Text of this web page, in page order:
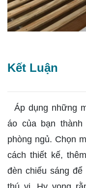
Kết Luận
Áp dụng những
áo của bạn
phòng ngủ. Chọn
cách thiết kế,
đèn chiếu sáng